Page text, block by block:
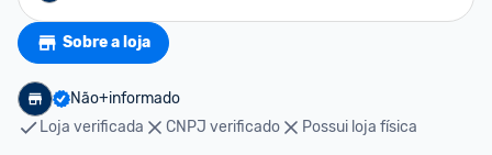
Sobre a loja
Não+informado
Loja verificada
CNPJ verificado Possui loja física